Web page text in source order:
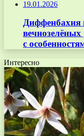
19.01.2026
Диффенбахия
с
Интересно